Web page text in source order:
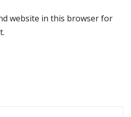
website in this browser for